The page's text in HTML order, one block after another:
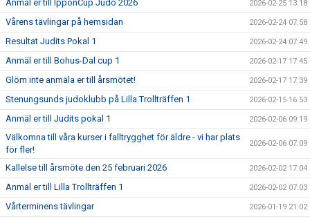
Anmäl er till IpponCup Judo 2026 2026-02-25 13:18
Vårens tävlingar på hemsidan 2026-02-24 07:58
Resultat Judits Pokal 1 2026-02-24 07:49
Anmäl er till Bohus-Dal cup 1 2026-02-17 17:45
Glöm inte anmäla er till årsmötet! 2026-02-17 17:39
Stenungsunds judoklubb på Lilla Trollträffen 1 2026-02-15 16:53
Anmäl er till Judits pokal 1 2026-02-06 09:19
Välkomna till våra kurser i falltrygghet för äldre - vi har plats
för fler!
2026-02-06 07:09
Kallelse till årsmöte den 25 februari 2026 2026-02-02 17:04
Anmäl er till Lilla Trollträffen 1 2026-02-02 07:03
Vårterminens tävlingar 2026-01-19 21:02